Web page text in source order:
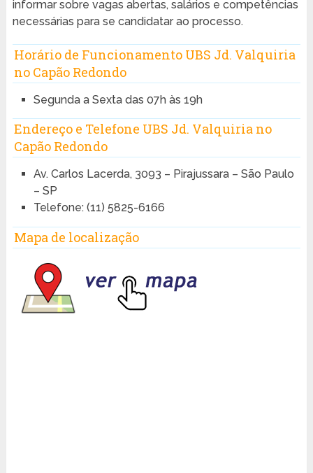
informar sobre vagas abertas, salários e competências
necessárias para se candidatar ao processo.
Horário de Funcionamento UBS Jd. Valquiria
no Capão Redondo
Segunda a Sexta das 07h às 19h
Endereço e Telefone UBS Jd. Valquiria no
Capão Redondo
Av. Carlos Lacerda, 3093 – Pirajussara – São Paulo
– SP
Telefone: (11) 5825-6166
Mapa de localização